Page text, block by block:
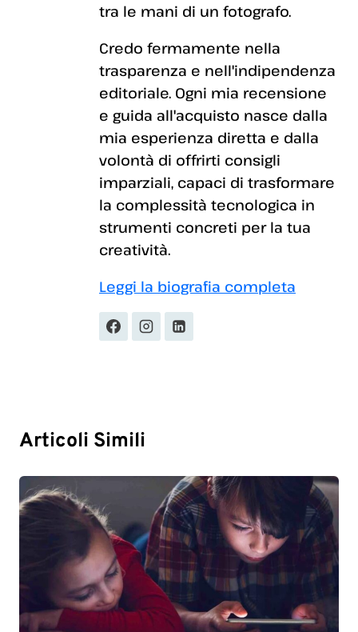
tra le mani di un fotografo.
Credo fermamente nella
trasparenza e nell'indipendenza
editoriale. Ogni mia recensione
e guida all'acquisto nasce dalla
mia esperienza diretta e dalla
volontà di offrirti consigli
imparziali, capaci di trasformare
la complessità tecnologica in
strumenti concreti per la tua
creatività.
Leggi la biografia completa
Articoli Simili